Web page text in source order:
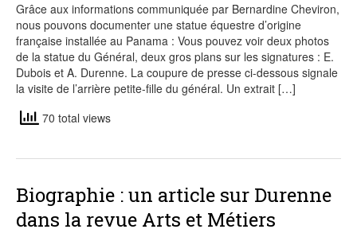
2015
Grâce aux informations communiquée par Bernardine Cheviron,
nous pouvons documenter une statue équestre d’origine
française installée au Panama : Vous pouvez voir deux photos
de la statue du Général, deux gros plans sur les signatures : E.
Dubois et A. Durenne. La coupure de presse ci-dessous signale
la visite de l’arrière petite-fille du général. Un extrait […]
70 total views
Biographie : un article sur Durenne
dans la revue Arts et Métiers